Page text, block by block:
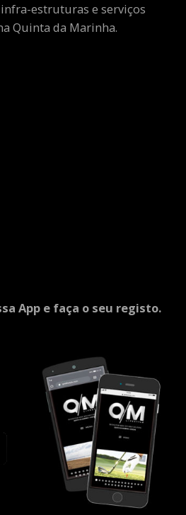
estruturas e serviços
Quinta da Marinha.
App e faça o seu registo.